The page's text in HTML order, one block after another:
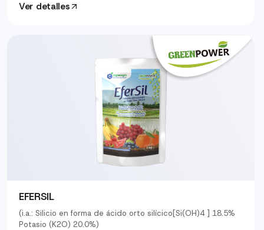
Ver detalles
EFERSIL
(i.a.: Silicio en forma de ácido orto silícico[Si(OH)4 ] 18.5%
Potasio (K2O) 20.0%)